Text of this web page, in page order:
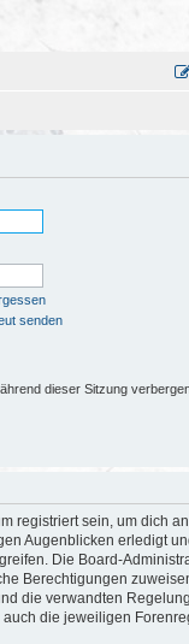
senden
dieser Sitzung
registriert sein, um dich
Augenblicken erledigt
Die Board-
Berechtigungen
die verwandten
die jeweiligen